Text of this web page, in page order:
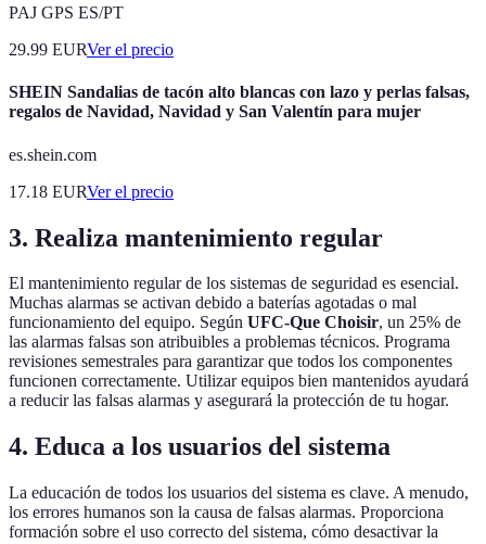
PAJ GPS ES/PT
29.99 EURVer el precio
SHEIN Sandalias de tacón alto blancas con lazo y perlas falsas,
regalos de Navidad, Navidad y San Valentín para mujer
es.shein.com
17.18 EURVer el precio
3. Realiza mantenimiento regular
El mantenimiento regular de los sistemas de seguridad es esencial.
Muchas alarmas se activan debido a baterías agotadas o mal
funcionamiento del equipo. Según UFC-Que Choisir, un 25% de
las alarmas falsas son atribuibles a problemas técnicos. Programa
revisiones semestrales para garantizar que todos los componentes
funcionen correctamente. Utilizar equipos bien mantenidos ayudará
a reducir las falsas alarmas y asegurará la protección de tu hogar.
4. Educa a los usuarios del sistema
La educación de todos los usuarios del sistema es clave. A menudo,
los errores humanos son la causa de falsas alarmas. Proporciona
formación sobre el uso correcto del sistema, cómo desactivar la